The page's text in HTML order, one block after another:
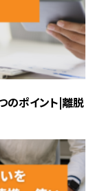
のポイント|離脱